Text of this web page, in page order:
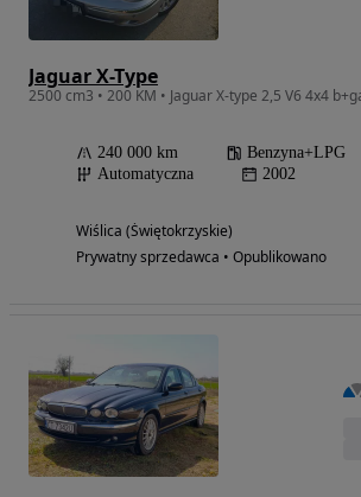
Jaguar X-Type
2500 cm3 • 200 KM • Jaguar X-type 2,5 V6 4x4
240 000 km
Benzyna+LPG
Automatyczna
2002
Wiślica (Świętokrzyskie)
Prywatny sprzedawca • Opublikowano